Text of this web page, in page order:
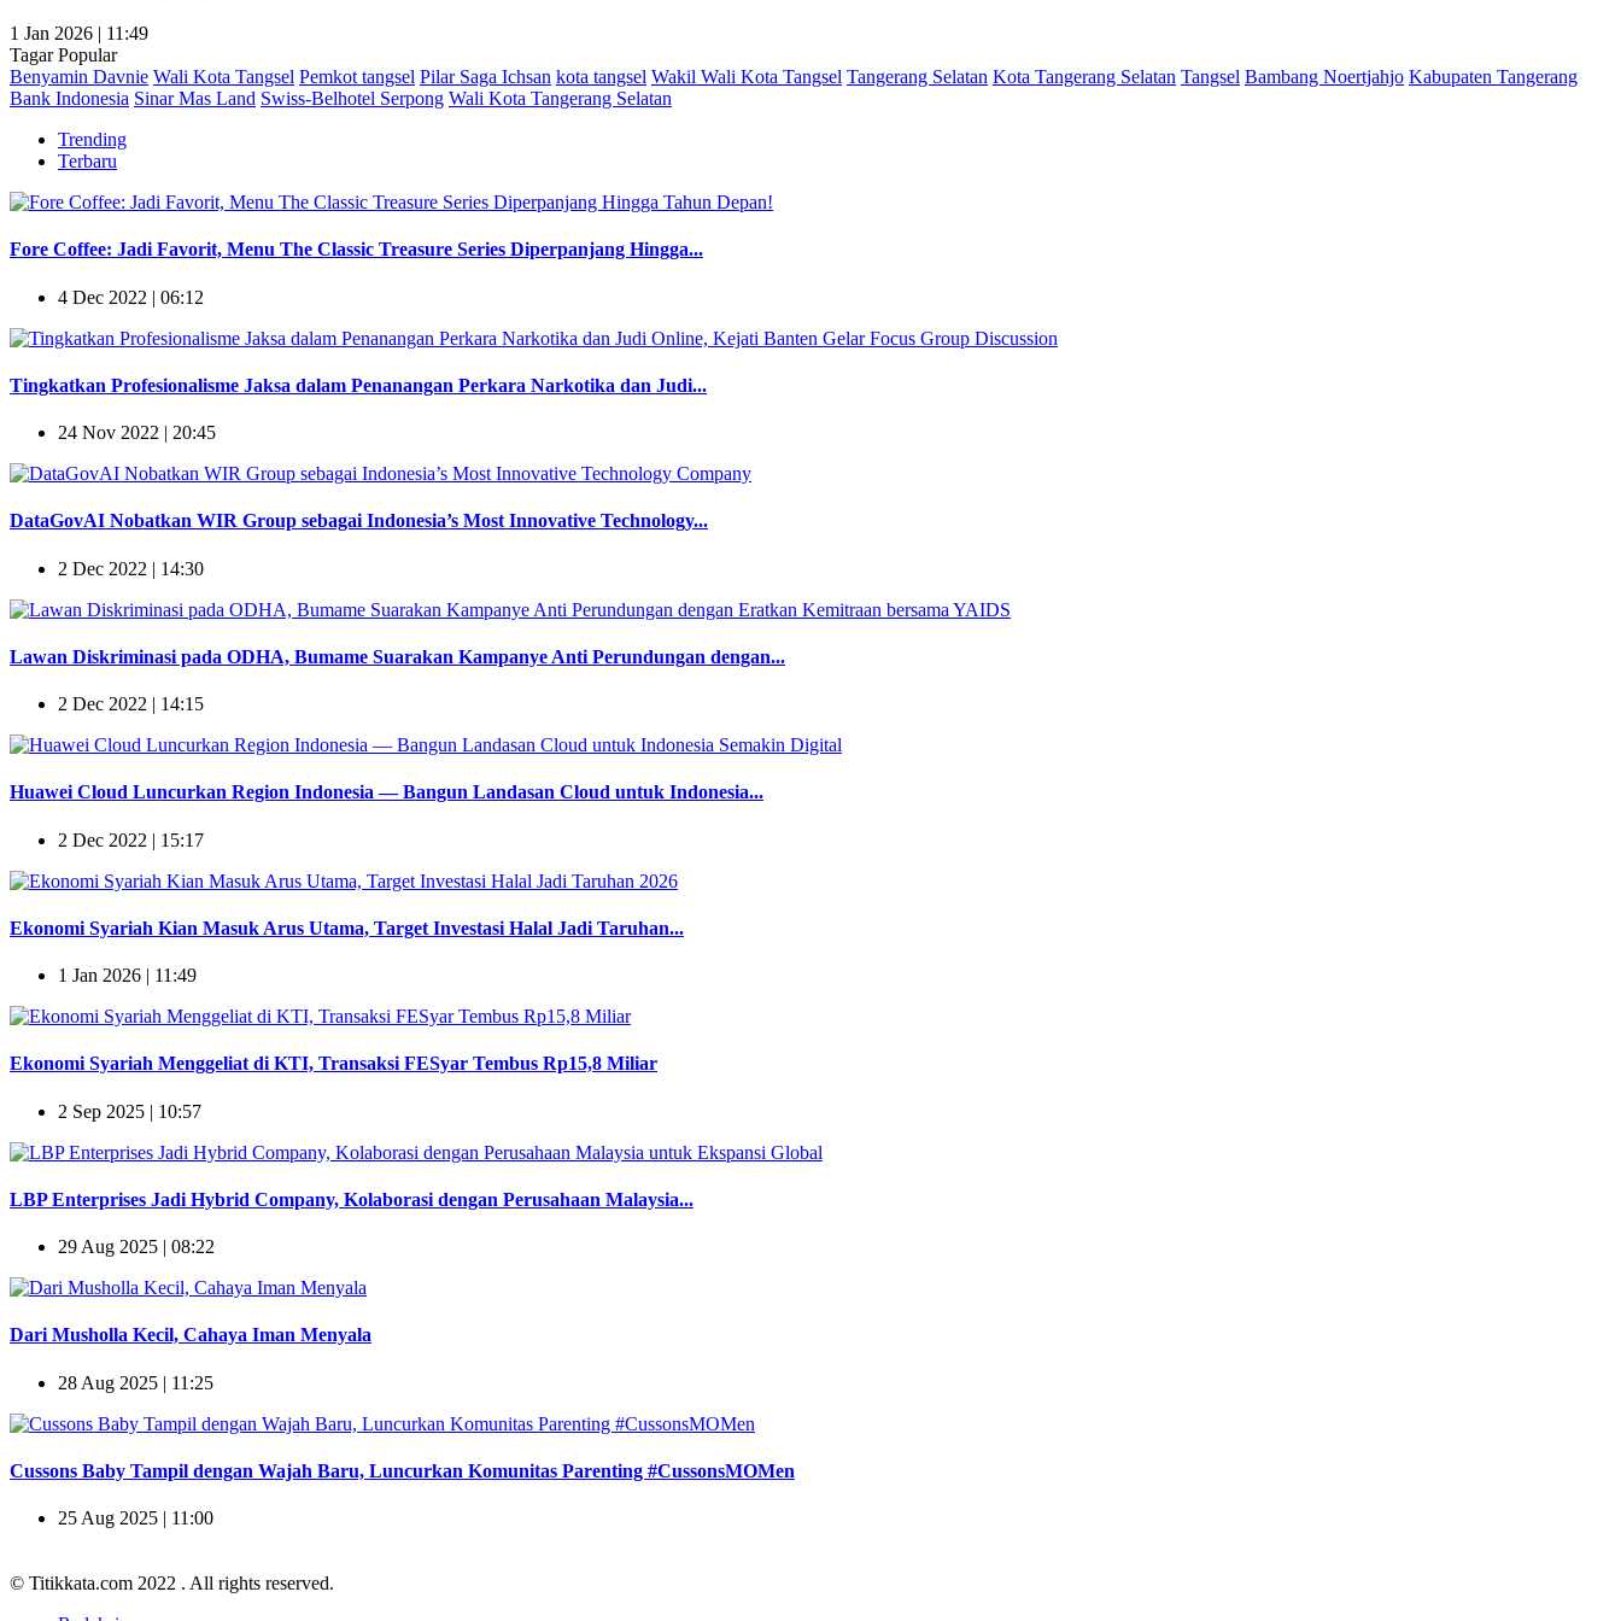
1 Jan 2026 | 11:49
Tagar Popular
Benyamin Davnie Wali Kota Tangsel Pemkot tangsel Pilar Saga Ichsan kota tangsel Wakil Wali Kota Tangsel Tangerang Selatan Kota Tangerang Selatan Tangsel Bambang Noertjahjo Kabupaten Tangerang
Bank Indonesia Sinar Mas Land Swiss-Belhotel Serpong Wali Kota Tangerang Selatan
Trending
Terbaru
Fore Coffee: Jadi Favorit, Menu The Classic Treasure Series Diperpanjang Hingga...
4 Dec 2022 | 06:12
Tingkatkan Profesionalisme Jaksa dalam Penanangan Perkara Narkotika dan Judi...
24 Nov 2022 | 20:45
DataGovAI Nobatkan WIR Group sebagai Indonesia’s Most Innovative Technology...
2 Dec 2022 | 14:30
Lawan Diskriminasi pada ODHA, Bumame Suarakan Kampanye Anti Perundungan dengan...
2 Dec 2022 | 14:15
Huawei Cloud Luncurkan Region Indonesia — Bangun Landasan Cloud untuk Indonesia...
2 Dec 2022 | 15:17
Ekonomi Syariah Kian Masuk Arus Utama, Target Investasi Halal Jadi Taruhan...
1 Jan 2026 | 11:49
Ekonomi Syariah Menggeliat di KTI, Transaksi FESyar Tembus Rp15,8 Miliar
2 Sep 2025 | 10:57
LBP Enterprises Jadi Hybrid Company, Kolaborasi dengan Perusahaan Malaysia...
29 Aug 2025 | 08:22
Dari Musholla Kecil, Cahaya Iman Menyala
28 Aug 2025 | 11:25
Cussons Baby Tampil dengan Wajah Baru, Luncurkan Komunitas Parenting #CussonsMOMen
25 Aug 2025 | 11:00
© Titikkata.com 2022 . All rights reserved.